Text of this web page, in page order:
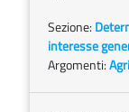
Sezione:
interesse
Argomenti: